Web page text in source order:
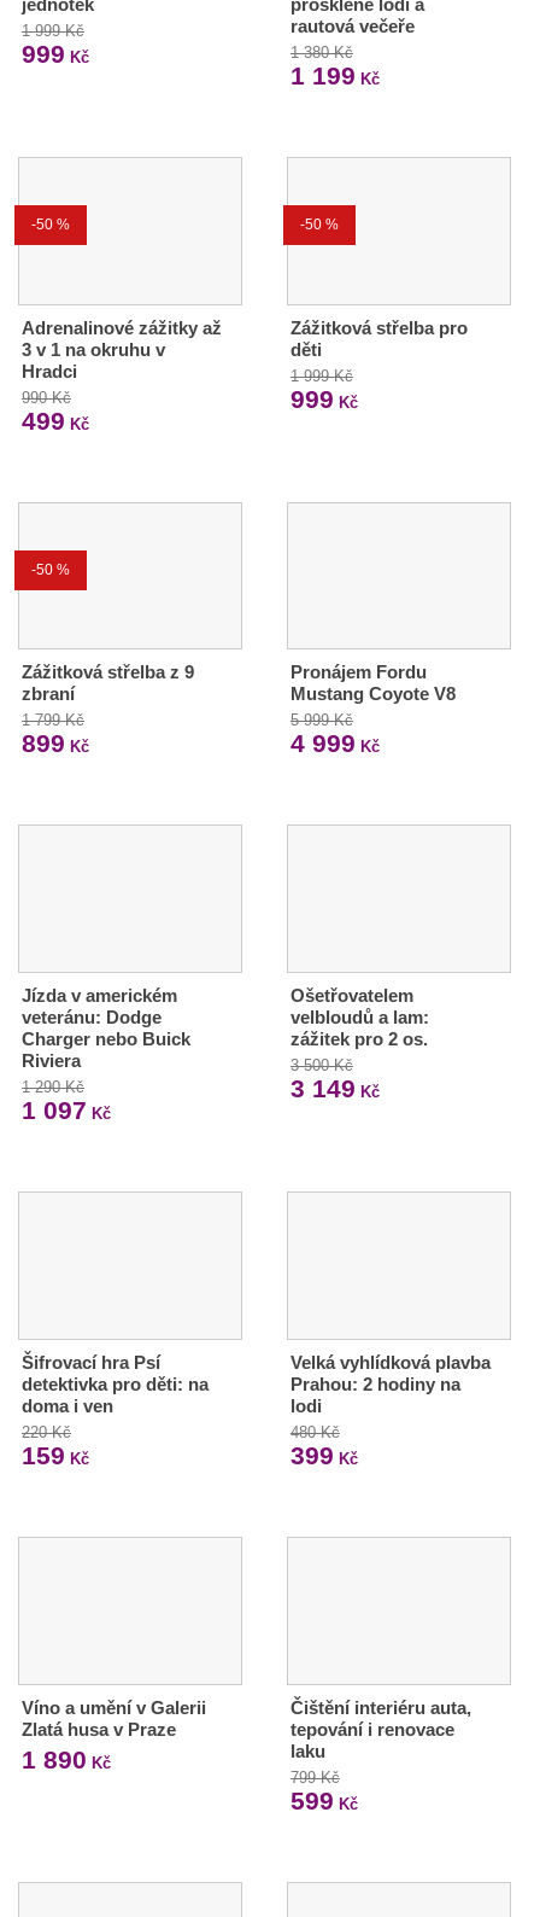
1 999 Kč
999 Kč
rautová večeře
1 380 Kč
1 199 Kč
-50 %
Adrenalinové zážitky až
3 v 1 na okruhu v
Hradci
990 Kč
499 Kč
-50 %
Zážitková střelba pro
děti
1 999 Kč
999 Kč
-50 %
Zážitková střelba z 9
zbraní
1 799 Kč
899 Kč
Pronájem Fordu
Mustang Coyote V8
5 999 Kč
4 999 Kč
Jízda v americkém
veteránu: Dodge
Charger nebo Buick
Riviera
1 290 Kč
1 097 Kč
Ošetřovatelem
velbloudů a lam:
zážitek pro 2 os.
3 500 Kč
3 149 Kč
Šifrovací hra Psí
detektivka pro děti: na
doma i ven
220 Kč
159 Kč
Velká vyhlídková plavba
Prahou: 2 hodiny na
lodi
480 Kč
399 Kč
Víno a umění v Galerii
Zlatá husa v Praze
1 890 Kč
Čištění interiéru auta,
tepování i renovace
laku
799 Kč
599 Kč